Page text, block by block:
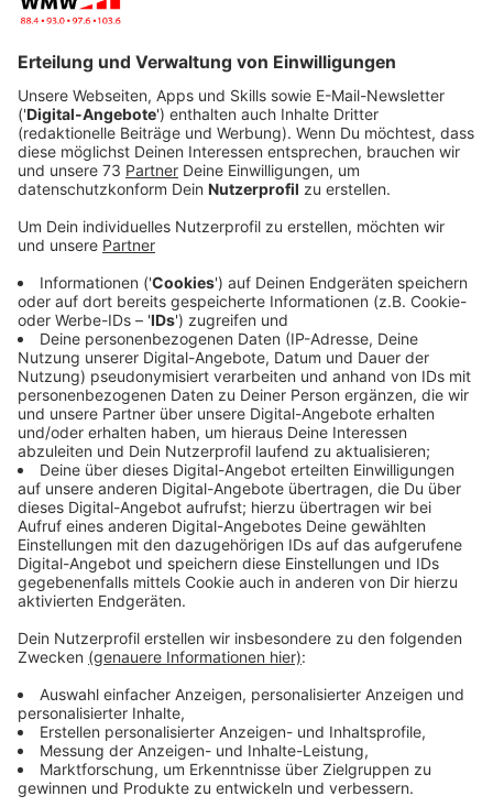
Anzeige
(dpa) Bei einem Drittel der dabei rund 220
untersuchten Fälle von Falschfahrern haben die Fahrer
im fließenden Verkehr gewendet. Bei über 40 Prozent
der in der Studie beleuchteten Falschfahrten sind die
Geisterfahrer älter als 75 Jahre, wie der Leiter der
Unfallforschung der Versicherer (UDV), Siegfried
Brockmann, in Münster erklärte. Bei den Senioren
spielt nach dessen Schilderung oft Verwirrtheit und
Demenz eine Rolle, während bei den jungen
Geisterfahrern Selbsttötungsgedanken eine Rolle
spielen oder die Flucht vor der Polizei.
Anzeige
Anzeige
So kam die Studie zustande
Anzeige
Schadensakten der Versicherer, Unfallinformationen
der Polizei und Medienberichte ausgewertet. Zu 80
Prozent stammen die rund 220 Fälle auf deutschen
Autobahnen, die nun untersucht wurden, aus dem